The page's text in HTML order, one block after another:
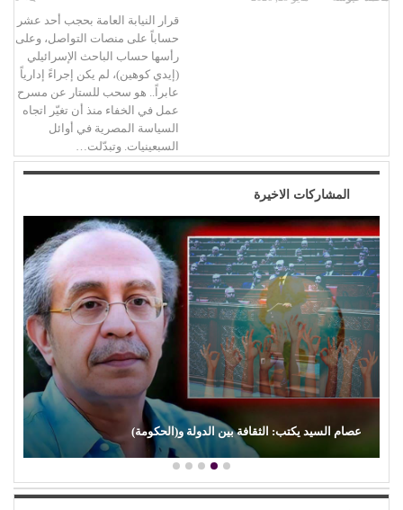
قرار النيابة العامة بحجب أحد عشر
حساباً على منصات التواصل، وعلى
رأسها حساب الباحث الإسرائيلي
(إيدي كوهين)، لم يكن إجراءً إدارياً
عابراً.. هو سحب للستار عن مسرح
عمل في الخفاء منذ أن تغيّر اتجاه
السياسة المصرية في أوائل
السبعينيات. وتبدّلت…
المشاركات الاخيرة
عصام السيد يكتب: الثقافة بين الدولة و(الحكومة)